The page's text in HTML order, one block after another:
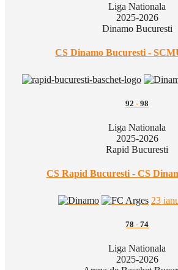
Liga Nationala
2025-2026
Dinamo Bucuresti
CS Dinamo Bucuresti -
92 - 98
Liga Nationala
2025-2026
Rapid Bucuresti
CS Rapid Bucuresti - CS
23
78 - 74
Liga Nationala
2025-2026